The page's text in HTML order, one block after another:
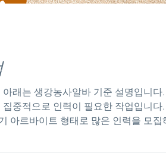
래는 생강농사알바 기준 설명입니다.
중적으로 인력이 필요한 작업입니다
아르바이트 형태로 많은 인력을 모집
매우 큰 편이라는 점입니다. 생강은